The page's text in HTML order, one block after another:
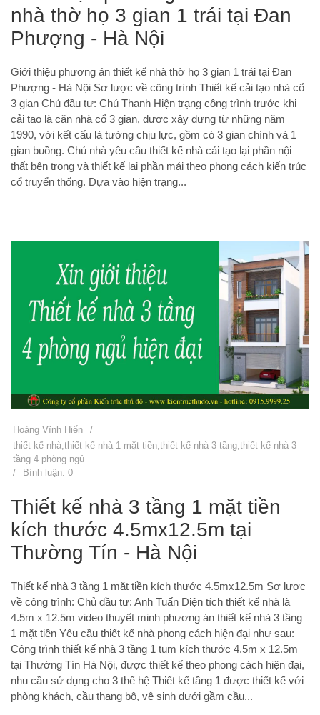
nhà thờ họ 3 gian 1 trái tại Đan
Phượng - Hà Nội
Giới thiệu phương án thiết kế nhà thờ họ 3 gian 1 trái tại Đan
Phượng - Hà Nội Sơ lược về công trình Thiết kế cải tạo nhà cổ
3 gian Chủ đầu tư: Chú Thanh Hiện trạng công trình trước khi
cải tạo là căn nhà cổ 3 gian, được xây dựng từ những năm
1990, với kết cấu là tường chịu lực, gồm có 3 gian chính và 1
gian buồng. Chủ nhà yêu cầu thiết kế nhà cải tạo lại phần nội
thất bên trong và thiết kế lại phần mái theo phong cách kiến trúc
cổ truyển thống. Dựa vào hiện trạng...
Hoàng Vĩnh Hiển
/
thiết kế nhà thiết kế nhà 1 mặt tiền thiết kế nhà 3 tầng thiết kế nhà 3
tầng 4 phòng ngủ
/
Bình luận: 0
Thiết kế nhà 3 tầng 1 mặt tiền
kích thước 4.5mx12.5m tại
Thường Tín - Hà Nội
Thiết kế nhà 3 tầng 1 mặt tiền kích thước 4.5mx12.5m Sơ lược
về công trình: Chủ đầu tư: Anh Tuấn Diện tích thiết kế nhà là
4.5m x 12.5m video thuyết minh phương án thiết kế nhà 3 tầng
1 mặt tiền Yêu cầu thiết kế nhà phong cách hiện đại như sau:
Công trình thiết kế nhà 3 tầng 1 tum kích thước 4.5m x 12.5m
tại Thường Tín Hà Nội, được thiết kế theo phong cách hiện đại,
nhu cầu sử dụng cho 3 thế hệ Thiết kế tầng 1 được thiết kế với
phòng khách, cầu thang bộ, vệ sinh dưới gầm cầu...